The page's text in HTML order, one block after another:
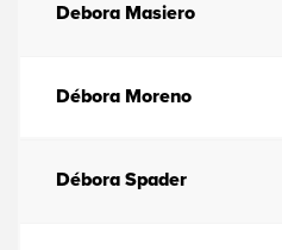
Debora Masiero
Débora Moreno
Débora Spader